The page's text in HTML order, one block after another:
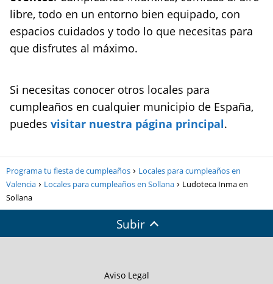
libre, todo en un entorno bien equipado, con
espacios cuidados y todo lo que necesitas para
que disfrutes al máximo.
Si necesitas conocer otros locales para
cumpleaños en cualquier municipio de España,
puedes visitar nuestra página principal.
Programa tu fiesta de cumpleaños
Locales para cumpleaños en
Valencia
Locales para cumpleaños en Sollana
Ludoteca Inma en
Sollana
Subir
Aviso Legal